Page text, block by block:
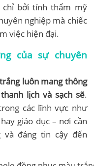
chỉ bởi tính thẩm mỹ
nghiệp mà chiếc
việc hiện đại.
của sự chuyên
luôn mang thông
lịch và sạch sẽ.
các lĩnh vực như
giáo dục – nơi cần
và đáng tin cậy đến